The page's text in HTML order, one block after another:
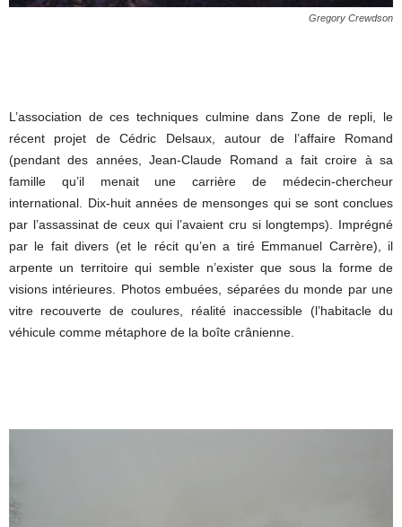
Gregory Crewdson
L’association de ces techniques culmine dans Zone de repli, le
récent projet de Cédric Delsaux, autour de l’affaire Romand
(pendant des années, Jean-Claude Romand a fait croire à sa
famille qu’il menait une carrière de médecin-chercheur
international. Dix-huit années de mensonges qui se sont conclues
par l’assassinat de ceux qui l’avaient cru si longtemps). Imprégné
par le fait divers (et le récit qu’en a tiré Emmanuel Carrère), il
arpente un territoire qui semble n’exister que sous la forme de
visions intérieures. Photos embuées, séparées du monde par une
vitre recouverte de coulures, réalité inaccessible (l’habitacle du
véhicule comme métaphore de la boîte crânienne.